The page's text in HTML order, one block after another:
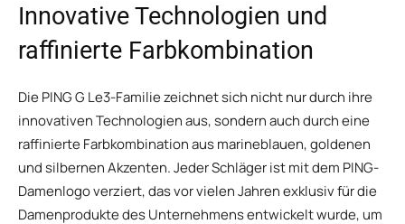
Innovative Technologien und
raffinierte Farbkombination
Die PING G Le3-Familie zeichnet sich nicht nur durch ihre
innovativen Technologien aus, sondern auch durch eine
raffinierte Farbkombination aus marineblauen, goldenen
und silbernen Akzenten. Jeder Schläger ist mit dem PING-
Damenlogo verziert, das vor vielen Jahren exklusiv für die
Damenprodukte des Unternehmens entwickelt wurde, um